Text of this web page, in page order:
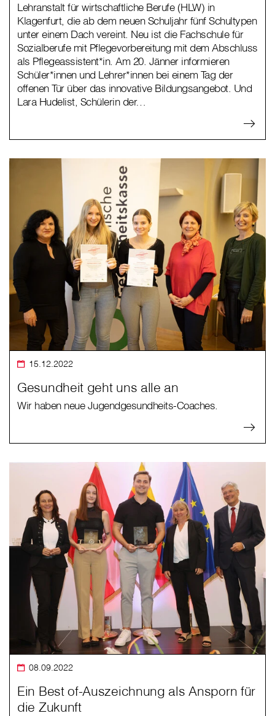
Lehranstalt für wirtschaftliche Berufe (HLW) in
Klagenfurt, die ab dem neuen Schuljahr fünf Schultypen
unter einem Dach vereint. Neu ist die Fachschule für
Sozialberufe mit Pflegevorbereitung mit dem Abschluss
als Pflegeassistent*in. Am 20. Jänner informieren
Schüler*innen und Lehrer*innen bei einem Tag der
offenen Tür über das innovative Bildungsangebot. Und
Lara Hudelist, Schülerin der…
15.12.2022
Gesundheit geht uns alle an
Wir haben neue Jugendgesundheits-Coaches.
08.09.2022
Ein Best of-Auszeichnung als Ansporn für
die Zukunft